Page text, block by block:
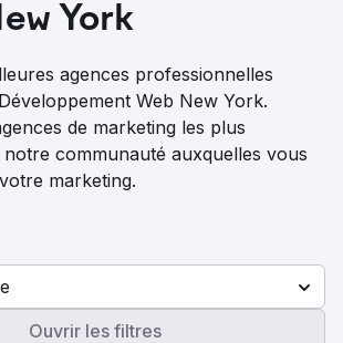
York
agences professionnelles
Web New York.
de marketing les plus
communauté auxquelles vous
marketing.
Ouvrir les filtres